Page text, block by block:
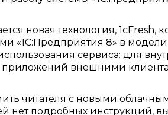
новая технология, 1cFresh,
«1С:Предприятия 8» в
сервиса: для
приложений внешними
читателя с новыми
нет подробных инструкций,